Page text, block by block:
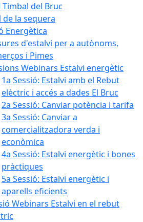
Timbal del Bruc
de la sequera
Energètica
d'estalvi per a autònoms,
i Pimes
Webinars Estalvi energètic
1a Sessió: Estalvi amb el Rebut
elèctric i accés a dades El Bruc
2a Sessió: Canviar potència i tarifa
3a Sessió: Canviar a
comercialitzadora verda i
econòmica
4a Sessió: Estalvi energètic i bones
pràctiques
5a Sessió: Estalvi energètic i
aparells eficients
Webinars Estalvi en el rebut